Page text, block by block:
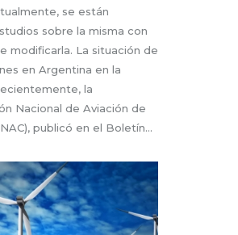
se están
sobre la misma con
modificarla. La situación de
en Argentina en la
la
Nacional de Aviación de
publicó en el Boletín…